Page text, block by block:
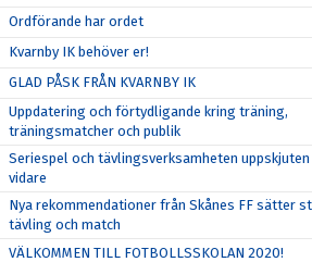
Ordförande har ordet
Kvarnby IK behöver er!
GLAD PÅSK FRÅN KVARNBY IK
Uppdatering och förtydligande kring träning,
träningsmatcher och publik
Seriespel och tävlingsverksamheten
vidare
Nya rekommendationer från Skånes FF sätter
tävling och match
VÄLKOMMEN TILL FOTBOLLSSKOLAN 2020!